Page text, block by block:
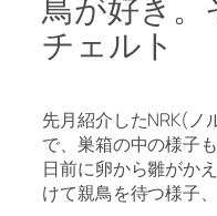
鳥が好き。
チェルト
先月紹介したNRK(ノ
で、巣箱の中の様子
日前に卵から雛がか
けて親鳥を待つ様子